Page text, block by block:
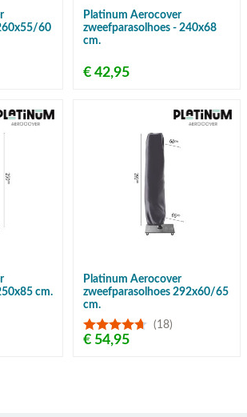
60
Platinum Aerocover
zweefparasolhoes - 240x68
cm.
€ 42,95
cm.
Platinum Aerocover
zweefparasolhoes 292x60/65
cm.
(18)
€ 54,95